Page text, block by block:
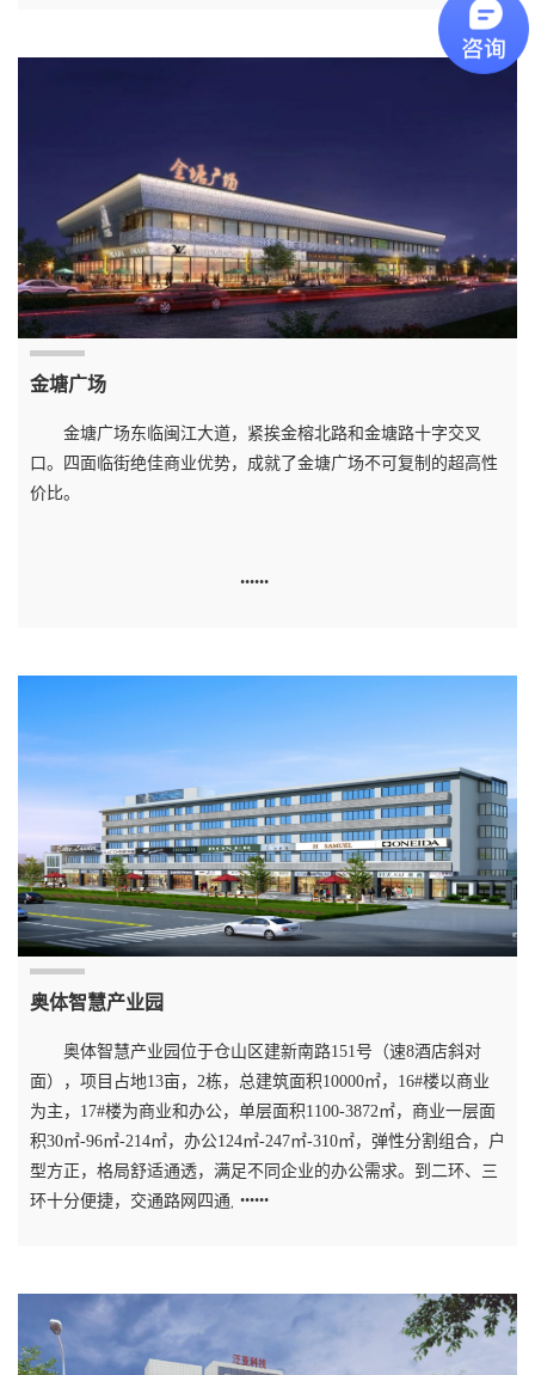
金塘广场
金塘广场东临闽江大道，紧挨金榕北路和金塘路十字交叉
口。四面临街绝佳商业优势，成就了金塘广场不可复制的超高性
价比。
奥体智慧产业园
奥体智慧产业园位于仓山区建新南路151号（速8酒店斜对
面），项目占地13亩，2栋，总建筑面积10000㎡，16#楼以商业
为主，17#楼为商业和办公，单层面积1100-3872㎡，商业一层面
积30㎡-96㎡-214㎡，办公124㎡-247㎡-310㎡，弹性分割组合，户
型方正，格局舒适通透，满足不同企业的办公需求。到二环、三
环十分便捷，交通路网四通八达，进出方便。